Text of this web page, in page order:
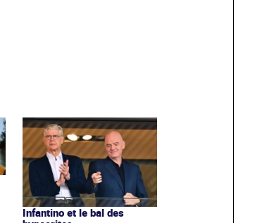
Infantino et le bal des
hypocrites